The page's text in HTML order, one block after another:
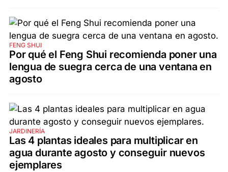
FENG SHUI
Por qué el Feng Shui recomienda poner una
lengua de suegra cerca de una ventana en
agosto
JARDINERÍA
Las 4 plantas ideales para multiplicar en
agua durante agosto y conseguir nuevos
ejemplares